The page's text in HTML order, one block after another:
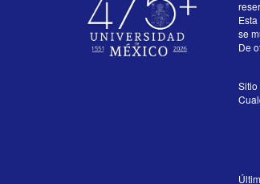
se
De
Sitio